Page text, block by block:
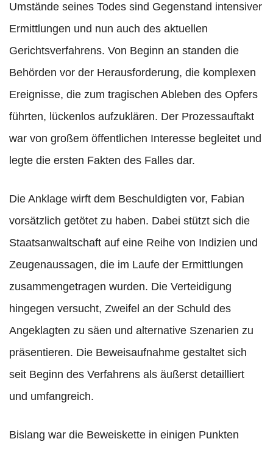
Umstände seines Todes sind Gegenstand intensiver
Ermittlungen und nun auch des aktuellen
Gerichtsverfahrens. Von Beginn an standen die
Behörden vor der Herausforderung, die komplexen
Ereignisse, die zum tragischen Ableben des Opfers
führten, lückenlos aufzuklären. Der Prozessauftakt
war von großem öffentlichen Interesse begleitet und
legte die ersten Fakten des Falles dar.
Die Anklage wirft dem Beschuldigten vor, Fabian
vorsätzlich getötet zu haben. Dabei stützt sich die
Staatsanwaltschaft auf eine Reihe von Indizien und
Zeugenaussagen, die im Laufe der Ermittlungen
zusammengetragen wurden. Die Verteidigung
hingegen versucht, Zweifel an der Schuld des
Angeklagten zu säen und alternative Szenarien zu
präsentieren. Die Beweisaufnahme gestaltet sich
seit Beginn des Verfahrens als äußerst detailliert
und umfangreich.
Bislang war die Beweiskette in einigen Punkten